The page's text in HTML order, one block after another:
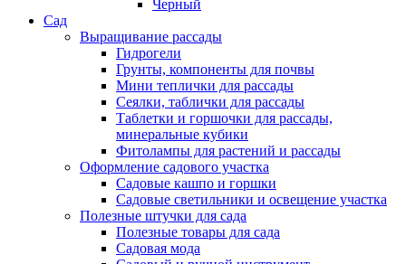
Черный
Сад
Выращивание рассады
Гидрогели
Грунты, компоненты для почвы
Мини теплички для рассады
Сеялки, таблички для рассады
Таблетки и горшочки для рассады,
минеральные кубики
Фитолампы для растений и рассады
Оформление садового участка
Садовые кашпо и горшки
Садовые светильники и освещение участка
Полезные штучки для сада
Полезные товары для сада
Садовая мода